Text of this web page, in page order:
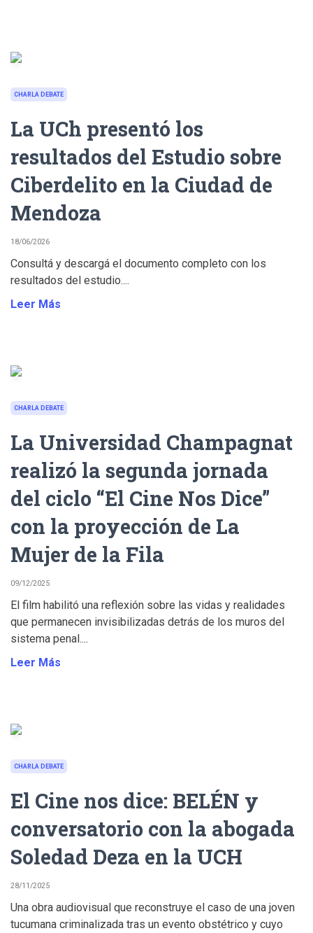
CHARLA DEBATE
La UCh presentó los
resultados del Estudio sobre
Ciberdelito en la Ciudad de
Mendoza
18/06/2026
Consultá y descargá el documento completo con los
resultados del estudio....
Leer Más
CHARLA DEBATE
La Universidad Champagnat
realizó la segunda jornada
del ciclo “El Cine Nos Dice”
con la proyección de La
Mujer de la Fila
09/12/2025
El film habilitó una reflexión sobre las vidas y realidades
que permanecen invisibilizadas detrás de los muros del
sistema penal....
Leer Más
CHARLA DEBATE
El Cine nos dice: BELÉN y
conversatorio con la abogada
Soledad Deza en la UCH
28/11/2025
Una obra audiovisual que reconstruye el caso de una joven
tucumana criminalizada tras un evento obstétrico y cuyo